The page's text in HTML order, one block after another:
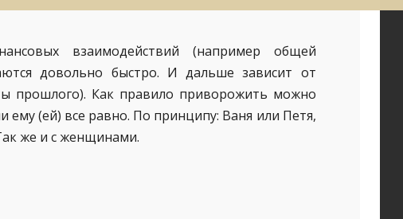
взаимодействий (например общей
довольно быстро. И дальше зависит от
прошлого). Как правило приворожить можно
ему (ей) все равно. По принципу: Ваня или Петя,
же и с женщинами.